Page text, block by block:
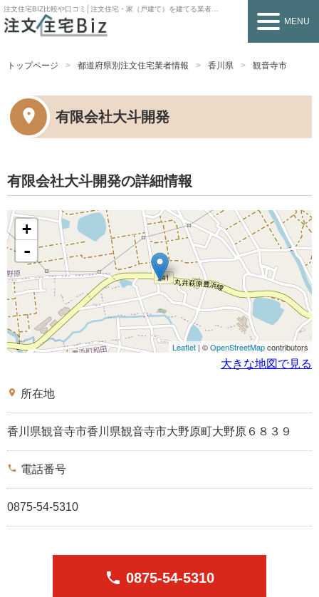
注文住宅BIZ比較や口コミ│注文住宅・家（戸建て）を建てる業者を探すなら
MENU
トップページ 都道府県別注文住宅業者情報 香川県 観音寺市
有限会社大斗開発
有限会社大斗開発の詳細情報
+
-
Leaflet | ©OpenStreetMapcontributors
大きな地図で見る
place 所在地
香川県観音寺市香川県観音寺市大野原町大野原６８３９
phone 電話番号
0875-54-5310
phone 0875-54-5310